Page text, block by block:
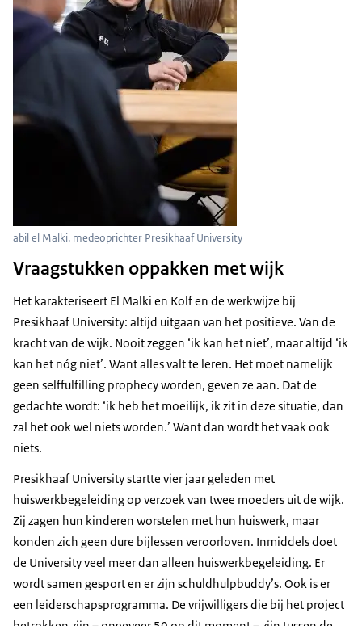
abil el Malki, medeoprichter Presikhaaf University
Vraagstukken oppakken met wijk
Het karakteriseert El Malki en Kolf en de werkwijze bij
Presikhaaf University: altijd uitgaan van het positieve. Van de
kracht van de wijk. Nooit zeggen ‘ik kan het niet’, maar altijd ‘ik
kan het nóg niet’. Want alles valt te leren. Het moet namelijk
geen selffulfilling prophecy worden, geven ze aan. Dat de
gedachte wordt: ‘ik heb het moeilijk, ik zit in deze situatie, dan
zal het ook wel niets worden.’ Want dan wordt het vaak ook
niets.
Presikhaaf University startte vier jaar geleden met
huiswerkbegeleiding op verzoek van twee moeders uit de wijk.
Zij zagen hun kinderen worstelen met hun huiswerk, maar
konden zich geen dure bijlessen veroorloven. Inmiddels doet
de University veel meer dan alleen huiswerkbegeleiding. Er
wordt samen gesport en er zijn schuldhulpbuddy’s. Ook is er
een leiderschapsprogramma. De vrijwilligers die bij het project